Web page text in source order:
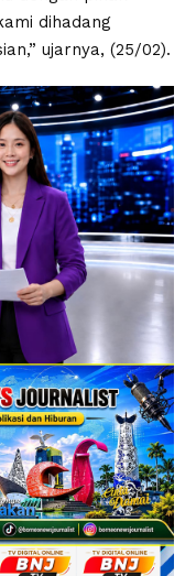
dihadang
ujarnya, (25/02).